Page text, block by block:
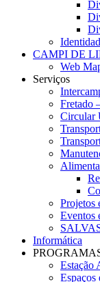
CAMPI DE
Web
Serviços
Fretado
Circular
Projetos
Eventos
Informática
Estação
Espaços